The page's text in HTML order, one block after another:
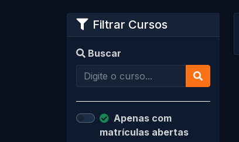
Filtrar Cursos
Buscar
Apenas com
matrículas abertas